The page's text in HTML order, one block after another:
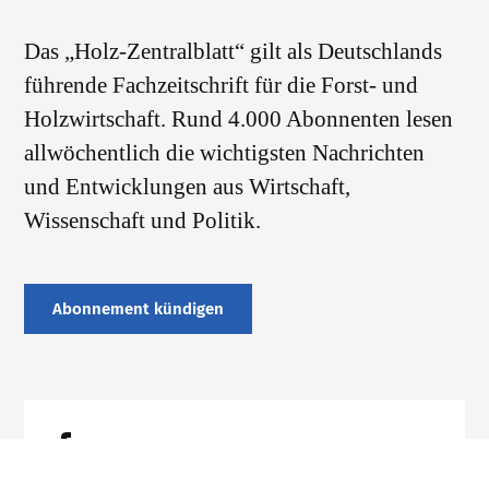
Das „Holz-Zentralblatt“ gilt als Deutschlands
führende Fachzeitschrift für die Forst- und
Holzwirtschaft. Rund 4.000 Abonnenten lesen
allwöchentlich die wichtigsten Nachrichten
und Entwicklungen aus Wirtschaft,
Wissenschaft und Politik.
Abonnement kündigen